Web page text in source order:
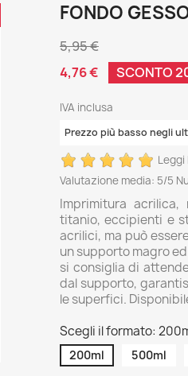
FONDO
5,95 €
4,76 €
SCONTO
IVA inclusa
Prezzo più basso negli
Valutazione media: 5/5
Imprimitura
titanio, eccipienti e
acrilici, ma può
un supporto magro
si consiglia di
dal supporto,
le superfici.
Scegli il formato:
200ml 500ml